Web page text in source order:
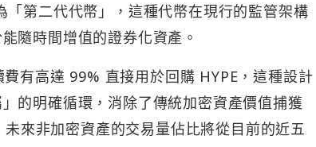
第二代代幣」，這種代幣在現行的監管架構
隨時間增值的證券化資產。
有高達 99% 直接用於回購 HYPE，這種設計
的明確循環，消除了傳統加密資產價值捕獲
來非加密資產的交易量佔比將從目前的近五